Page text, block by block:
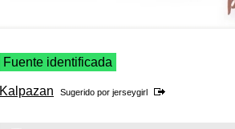
Fuente identificada
Kalpazan Sugerido por jerseygirl